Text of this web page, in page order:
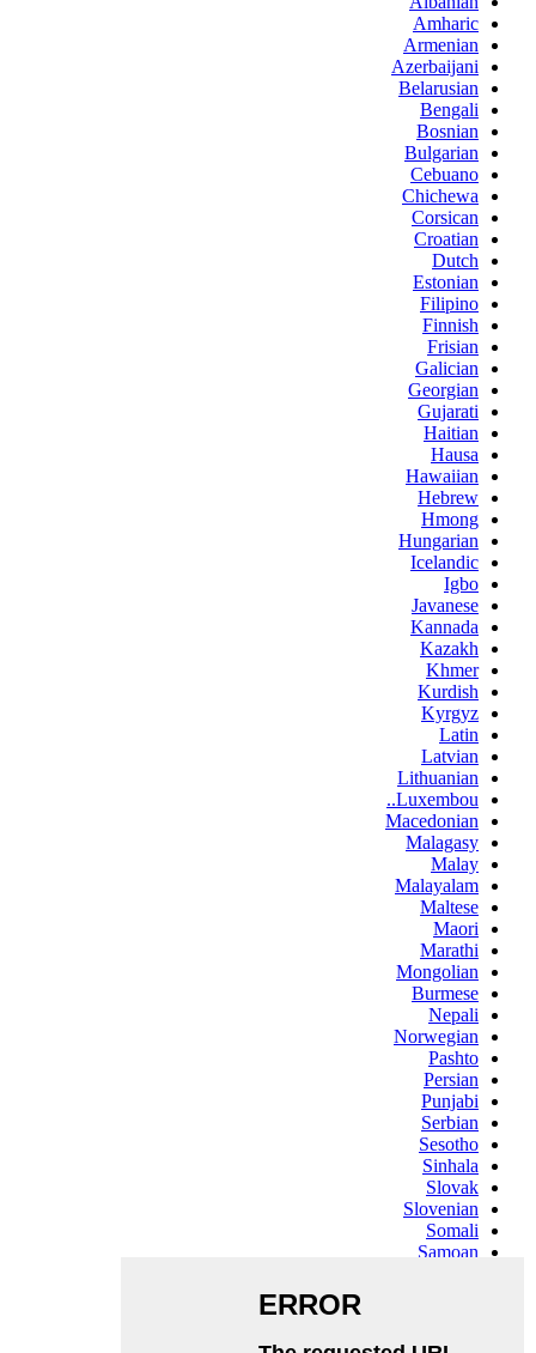
Amharic
Armenian
Azerbaijani
Belarusian
Bengali
Bosnian
Bulgarian
Cebuano
Chichewa
Corsican
Croatian
Dutch
Estonian
Filipino
Finnish
Frisian
Galician
Georgian
Gujarati
Haitian
Hausa
Hawaiian
Hebrew
Hmong
Hungarian
Icelandic
Igbo
Javanese
Kannada
Kazakh
Khmer
Kurdish
Kyrgyz
Latin
Latvian
Lithuanian
Luxembou..
Macedonian
Malagasy
Malay
Malayalam
Maltese
Maori
Marathi
Mongolian
Burmese
Nepali
Norwegian
Pashto
Persian
Punjabi
Serbian
Sesotho
Sinhala
Slovak
Slovenian
Somali
Samoan